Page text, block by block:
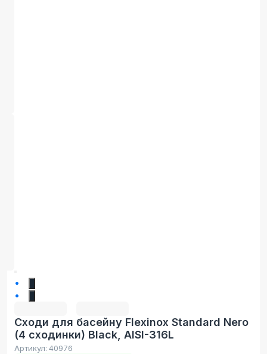
Сходи для басейну Flexinox Standard Nero
(4 сходинки) Black, AISI-316L
Артикул: 40976